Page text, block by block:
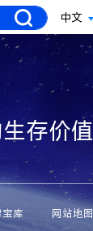
中文
存价值
库 网站地图